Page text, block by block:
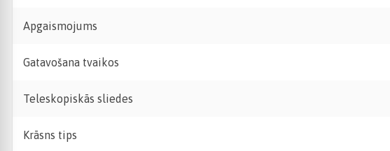
Apgaismojums
Gatavošana tvaikos
Teleskopiskās sliedes
Krāsns tips